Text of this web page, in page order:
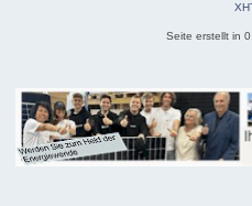
Seite erstellt in